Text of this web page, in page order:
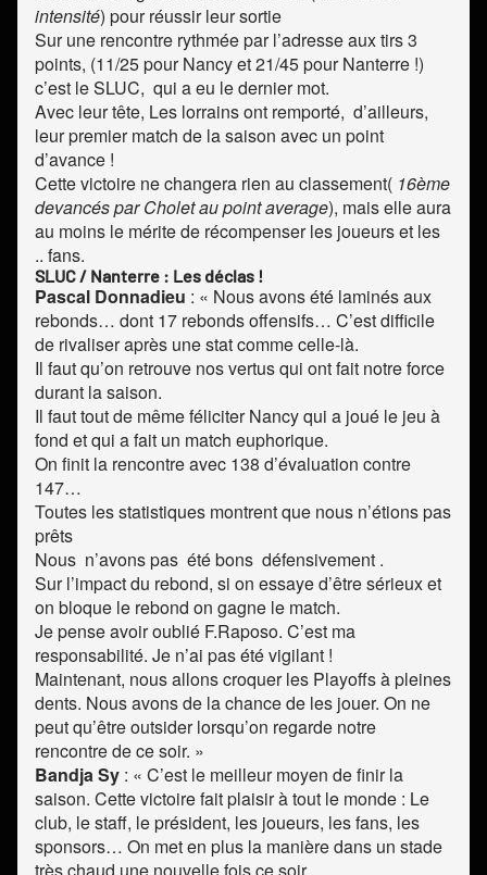
intensité) pour réussir leur sortie
Sur une rencontre rythmée par l’adresse aux tirs 3
points, (11/25 pour Nancy et 21/45 pour Nanterre !)
c’est le SLUC, qui a eu le dernier mot.
Avec leur tête, Les lorrains ont remporté, d’ailleurs,
leur premier match de la saison avec un point
d’avance !
Cette victoire ne changera rien au classement( 16ème
devancés par Cholet au point average), mais elle aura
au moins le mérite de récompenser les joueurs et les
.. fans.
SLUC / Nanterre : Les déclas !
Pascal Donnadieu : « Nous avons été laminés aux
rebonds… dont 17 rebonds offensifs… C’est difficile
de rivaliser après une stat comme celle-là.
Il faut qu’on retrouve nos vertus qui ont fait notre force
durant la saison.
Il faut tout de même féliciter Nancy qui a joué le jeu à
fond et qui a fait un match euphorique.
On finit la rencontre avec 138 d’évaluation contre
147…
Toutes les statistiques montrent que nous n’étions pas
prêts
Nous n’avons pas été bons défensivement .
Sur l’impact du rebond, si on essaye d’être sérieux et
on bloque le rebond on gagne le match.
Je pense avoir oublié F.Raposo. C’est ma
responsabilité. Je n’ai pas été vigilant !
Maintenant, nous allons croquer les Playoffs à pleines
dents. Nous avons de la chance de les jouer. On ne
peut qu’être outsider lorsqu’on regarde notre
rencontre de ce soir. »
Bandja Sy : « C’est le meilleur moyen de finir la
saison. Cette victoire fait plaisir à tout le monde : Le
club, le staff, le président, les joueurs, les fans, les
sponsors… On met en plus la manière dans un stade